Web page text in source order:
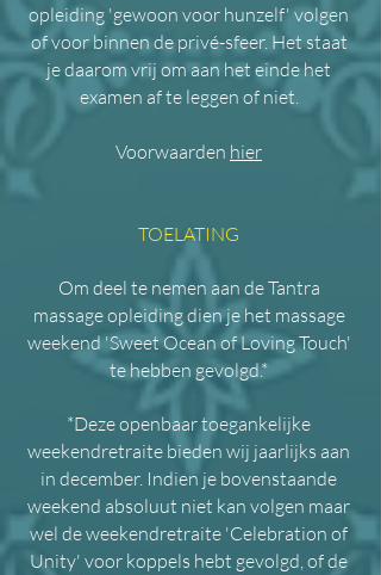
opleiding 'gewoon voor hunzelf' volgen
of voor binnen de privé-sfeer. Het staat
je daarom vrij om aan het einde het
examen af te leggen of niet.
Voorwaarden hier
TOELATING
Om deel te nemen aan de Tantra
massage opleiding dien je het massage
weekend 'Sweet Ocean of Loving Touch'
te hebben gevolgd.*
*Deze openbaar toegankelijke
weekendretraite bieden wij jaarlijks aan
in december. Indien je bovenstaande
weekend absoluut niet kan volgen maar
wel de weekendretraite 'Celebration of
Unity' voor koppels hebt gevolgd, of de